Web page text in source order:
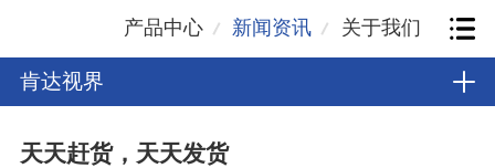
产品中心 新闻资讯 关于我们
肯达视界
天天赶货，天天发货